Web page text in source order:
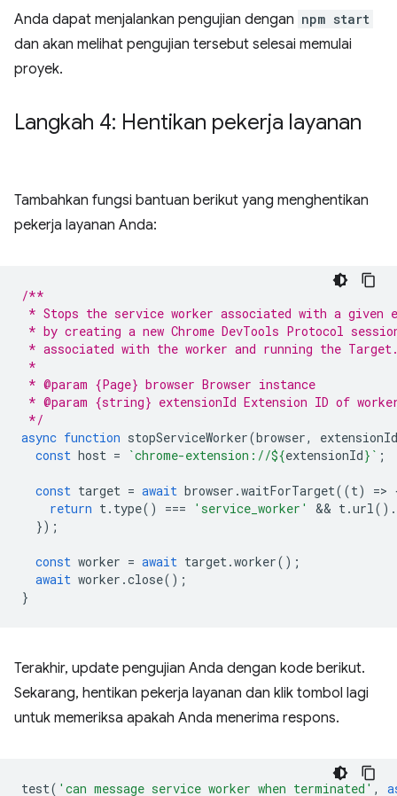
Anda dapat menjalankan pengujian dengan npm start
dan akan melihat pengujian tersebut selesai memulai
proyek.
Langkah 4: Hentikan pekerja layanan
Tambahkan fungsi bantuan berikut yang menghentikan
pekerja layanan Anda:
/**
* Stops the service worker associated with a given
* by creating a new Chrome DevTools Protocol
* associated with the worker and running the
*
* @param {Page} browser Browser instance
* @param {string} extensionId Extension ID of
*/
async function stopServiceWorker(browser,
extensionId
const host = `chrome-extension://${extensionId} ` ;
const target = await browser .waitForTarget((t) =>
return t. type() === 'service_worker' && t.url().
});
const worker = await target.worker();
await worker .close();
}
Terakhir, update pengujian Anda dengan kode berikut.
Sekarang, hentikan pekerja layanan dan klik tombol lagi
untuk memeriksa apakah Anda menerima respons.
test( 'can message service worker when terminated' ,